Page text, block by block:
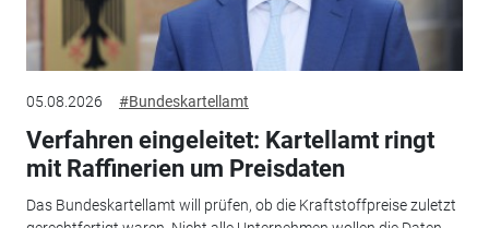
05.08.2026 #Bundeskartellamt
Verfahren eingeleitet: Kartellamt ringt
mit Raffinerien um Preisdaten
Das Bundeskartellamt will prüfen, ob die Kraftstoffpreise zuletzt